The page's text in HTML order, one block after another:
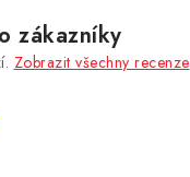
zákazníky
Zobrazit všechny recenze